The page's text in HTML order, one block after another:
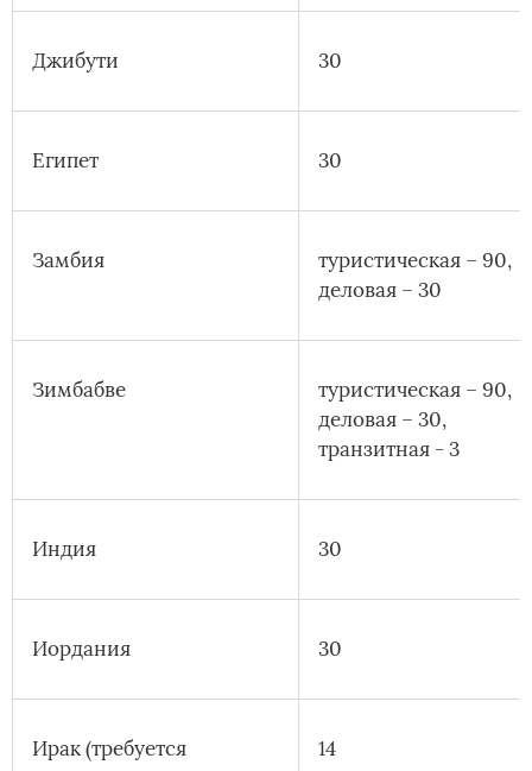
Джибути 30
Египет 30
Замбия
туристическая – 90,
деловая – 30
Зимбабве
туристическая – 90,
деловая – 30,
транзитная - 3
Индия 30
Иордания 30
Ирак (требуется
14